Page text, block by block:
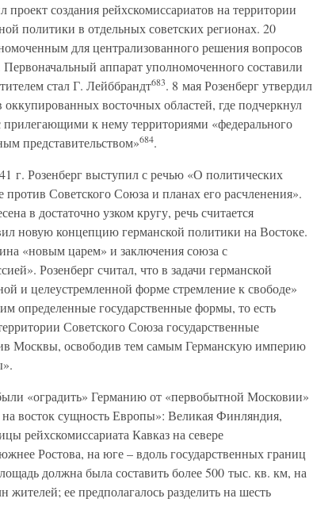
проект создания рейхскомиссариатов на территории
политики в отдельных советских регионах. 20
для централизованного решения вопросов
Первоначальный аппарат уполномоченного составили
стал Г. Лейббрандт683. 8 мая Розенберг утвердил
восточных областей, где подчеркнул
прилегающими к нему территориями «федерального
представительством»684.
Розенберг выступил с речью «О политических
Советского Союза и планах его расчленения».
в достаточно узком кругу, речь считается
новую концепцию германской политики на Востоке.
«новым царем» и заключения союза с
Розенберг считал, что в задачи германской
и целеустремленной форме стремление к свободе»
определенные государственные формы, то есть
Советского Союза государственные
Москвы, освободив тем самым Германскую империю
«оградить» Германию от «первобытной Московии»
восток сущность Европы»: Великая Финляндия,
рейхскомиссариата Кавказ на севере
Ростова, на юге – вдоль государственных границ
должна была составить более 500 тыс. кв. км, на
ее предполагалось разделить на шесть